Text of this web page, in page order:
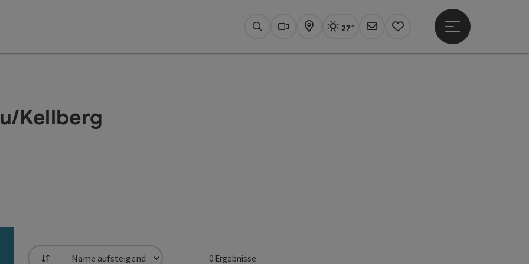
SuchenWebcams
KarteAktuelles Wetter Linz, sonnig
27°
Newsletter
Merkzettel
Hauptmenü öffnen
Kellberg
0Ergebnisse